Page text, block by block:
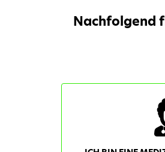
Nachfolgend